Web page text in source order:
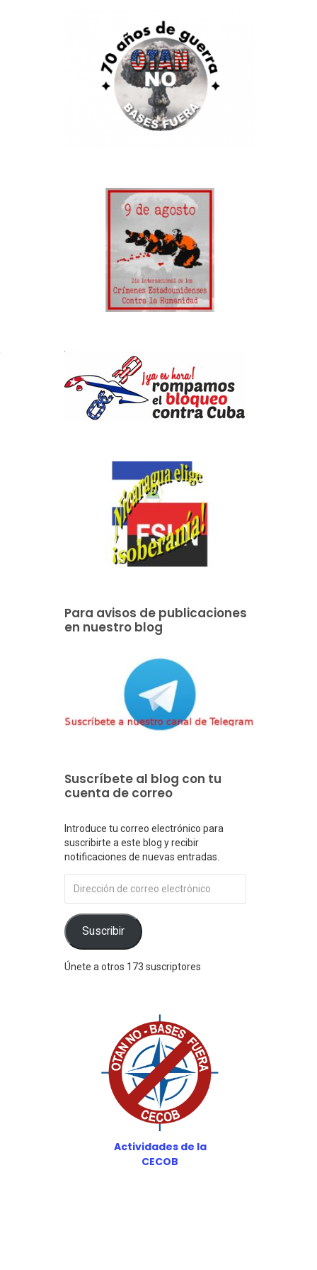
Para avisos de publicaciones
en nuestro blog
Suscríbete al blog con tu
cuenta de correo
Introduce tu correo electrónico para
suscribirte a este blog y recibir
notificaciones de nuevas entradas.
de
correo
electrónico
Suscribir
Únete a otros 173 suscriptores
Actividades de la
CECOB